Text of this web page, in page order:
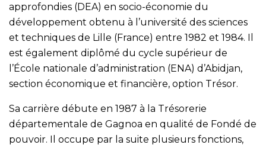
approfondies (DEA) en socio-économie du
développement obtenu à l’université des sciences
et techniques de Lille (France) entre 1982 et 1984. Il
est également diplômé du cycle supérieur de
l’École nationale d’administration (ENA) d’Abidjan,
section économique et financière, option Trésor.
Sa carrière débute en 1987 à la Trésorerie
départementale de Gagnoa en qualité de Fondé de
pouvoir. Il occupe par la suite plusieurs fonctions,